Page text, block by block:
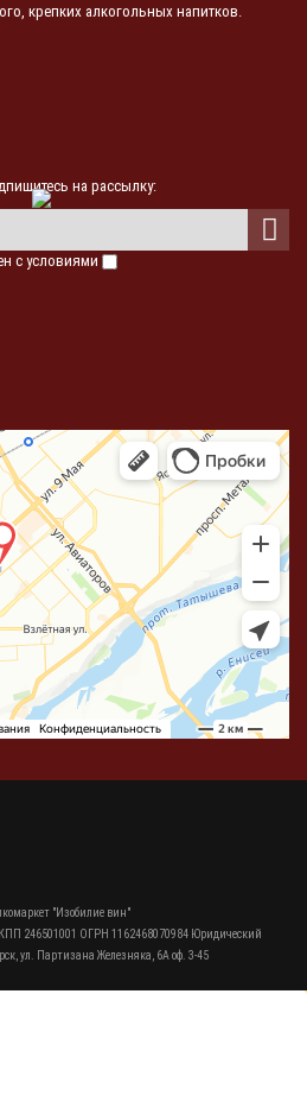
крепких алкогольных напитков.
на рассылку:
с условиями
"Изобилие вин"
246501001 ОГРН 1162468070984 Юридический
ул. Партизана Железняка, 6А оф. 3-45